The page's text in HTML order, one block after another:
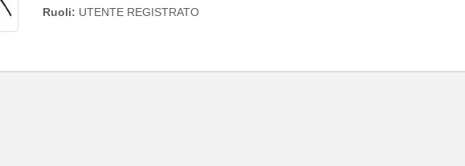
Ruoli: UTENTE REGISTRATO